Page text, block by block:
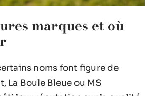
marques et où
noms font figure de
La Boule Bleue ou MS